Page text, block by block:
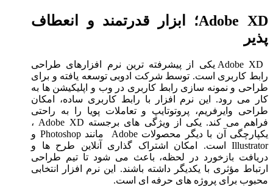
Adobe XD؛ ابزار قدرتمند و انعطاف
پذیر
Adobe XD یکی از پیشرفته ترین نرم افزارهای طراحی
رابط کاربری است. توسط شرکت ادوبی توسعه یافته و برای
طراحی و نمونه سازی رابط کاربری در وب و اپلیکیشن ها به
کار می رود. این نرم افزار با رابط کاربری ساده، امکان
طراحی وایرفریم، پروتوتایپ و تعاملات پویا را به راحتی
فراهم می کند. یکی از ویژگی های برجسته Adobe XD ،
یکپارچگی آن با دیگر محصولات Adobe مانند Photoshop و
Illustrator است. امکان اشتراک گذاری آنلاین طرح ها و
دریافت بازخورد در لحظه، باعث می شود تا تیم طراحی
ارتباط مؤثری با یکدیگر داشته باشند. این نرم افزار انتخابی
محبوب برای پروژه های حرفه ای است.